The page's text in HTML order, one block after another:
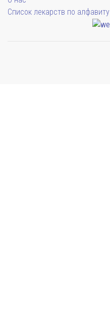
Список лекарств по алфавиту